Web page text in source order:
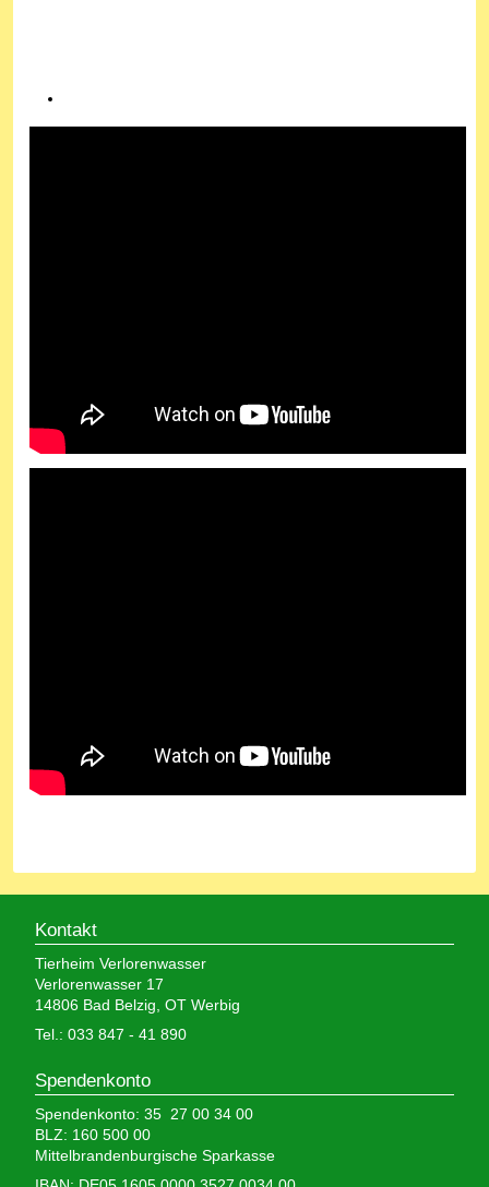
Kontakt
Tierheim Verlorenwasser
Verlorenwasser 17
14806 Bad Belzig, OT Werbig
Tel.: 033 847 - 41 890
Spendenkonto
Spendenkonto: 35 27 00 34 00
BLZ: 160 500 00
Mittelbrandenburgische Sparkasse